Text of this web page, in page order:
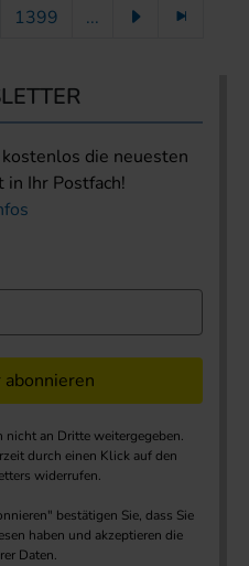
1399 ...
die neuesten
Ihr Postfach!
nicht an Dritte weitergegeben.
durch einen Klick auf den
widerrufen.
bestätigen Sie, dass Sie
haben und akzeptieren die
Daten.